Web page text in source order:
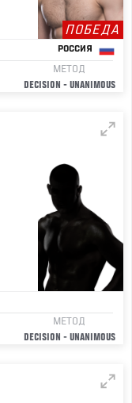
ПОБЕДА
РОССИЯ
МЕТОД
DECISION - UNANIMOUS
МЕТОД
DECISION - UNANIMOUS